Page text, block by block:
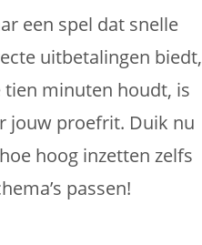
een spel dat snelle
uitbetalingen biedt,
minuten houdt, is
jouw proefrit. Duik nu
hoog inzetten zelfs
passen!